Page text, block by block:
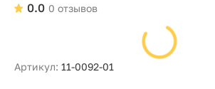
0 отзывов
0.0
Артикул: 11-0092-01